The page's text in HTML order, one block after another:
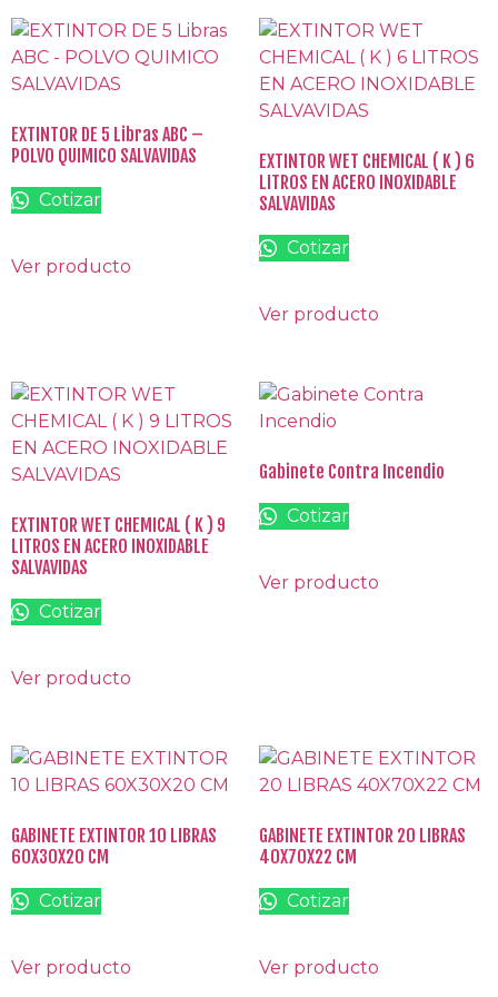
EXTINTOR DE 5 Libras ABC –
POLVO QUIMICO SALVAVIDAS
Cotizar
Ver producto
EXTINTOR WET CHEMICAL ( K ) 6
LITROS EN ACERO INOXIDABLE
SALVAVIDAS
Cotizar
Ver producto
EXTINTOR WET CHEMICAL ( K ) 9
LITROS EN ACERO INOXIDABLE
SALVAVIDAS
Cotizar
Ver producto
Gabinete Contra Incendio
Cotizar
Ver producto
GABINETE EXTINTOR 10 LIBRAS
60X30X20 CM
Cotizar
Ver producto
GABINETE EXTINTOR 20 LIBRAS
40X70X22 CM
Cotizar
Ver producto